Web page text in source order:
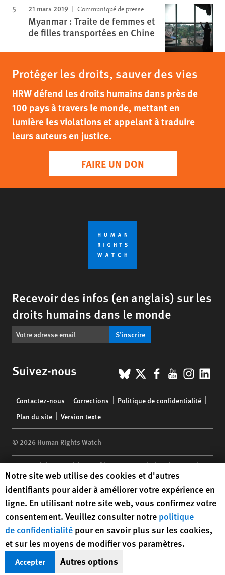
21 mars 2019 Communiqué de presse
Myanmar : Traite de femmes et
de filles transportées en Chine
Protéger les droits, sauver des vies
HRW défend les droits humains dans près de
100 pays à travers le monde, mettant en
lumière les violations et appelant à traduire
leurs auteurs en justice.
FAIRE UN DON
Recevoir des infos (en anglais) sur les
droits humains dans le monde
S’inscrire
Suivez-nous BlueSky
X Facebook
YouTube
menu
Contactez-nous Corrections
Politique de confidentialité
Plan du site
Version texte
© 2026 Human Rights Watch
Human Rights Watch| 350 Fifth Avenue, 34th Floor | New York,NY
10118-3299USA |t1.212.290.4700
Human Rights Watchis a 501(C)(3) nonprofit registered in the US
under EIN: 13-2875808
Human Rights Watch cookie preferences
Notre site web utilise des cookies et d'autres
identifiants pour aider à améliorer votre expérience en
ligne. En utilisant notre site web, vous confirmez votre
consentement. Veuillez consulter notre politique
de confidentialité pour en savoir plus sur les cookies,
et sur les moyens de modifier vos paramètres.
Accepter Autres options